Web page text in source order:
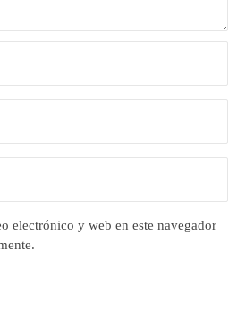
electrónico y web en este navegador